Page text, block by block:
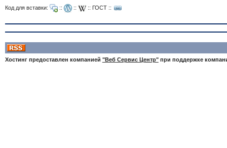
Код для вставки: :: :: :: ГОСТ::
Хостинг предоставлен компанией "Веб Сервис Центр"при поддержке